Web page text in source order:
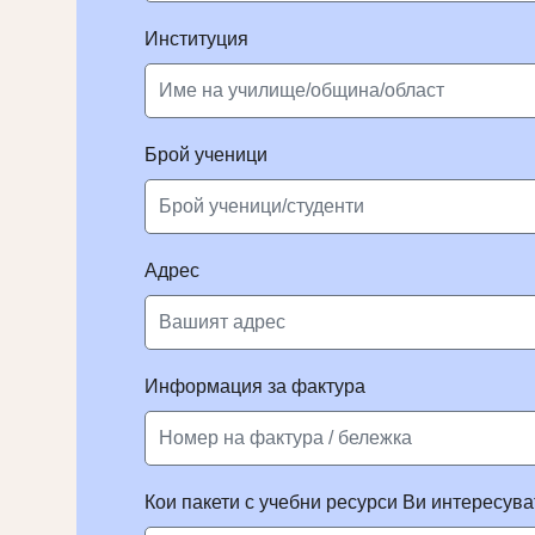
Институция
Брой ученици
Адрес
Информация за фактура
Кои пакети с учебни ресурси Ви